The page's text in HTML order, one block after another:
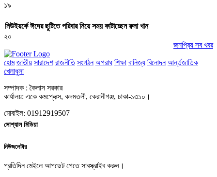
১৯
নিউইয়র্কে ঈদের ছুটিতে পরিবার নিয়ে সময় কাটাচ্ছেন রুনা খান
২০
জনপ্রিয় সব খবর
হোম জাতীয় সারাদেশ রাজনীতি সংগঠন অপরাধ শিক্ষা বানিজ্য বিনোদন আর্ন্তজাতিক
খেলাধুলা
সম্পাদক : কৈলাস সরকার
কার্যালয়: একে কমপ্লেক্স, কদমতলী, কেরানীগঞ্জ, ঢাকা-১৩১০।
মোবাইল: 01912919507
সোশ্যাল মিডিয়া
নিউজলেটার
প্রতিদিন মেইলে আপডেট পেতে সাবস্ক্রাইব করুন।